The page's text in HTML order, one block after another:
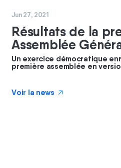
#coopérateurs
Jun 27, 2021
Résultats de la
Assemblée
Un exercice démocratique
première assemblée en
Voir la news ↗